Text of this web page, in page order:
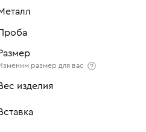
размер для вас
изделия